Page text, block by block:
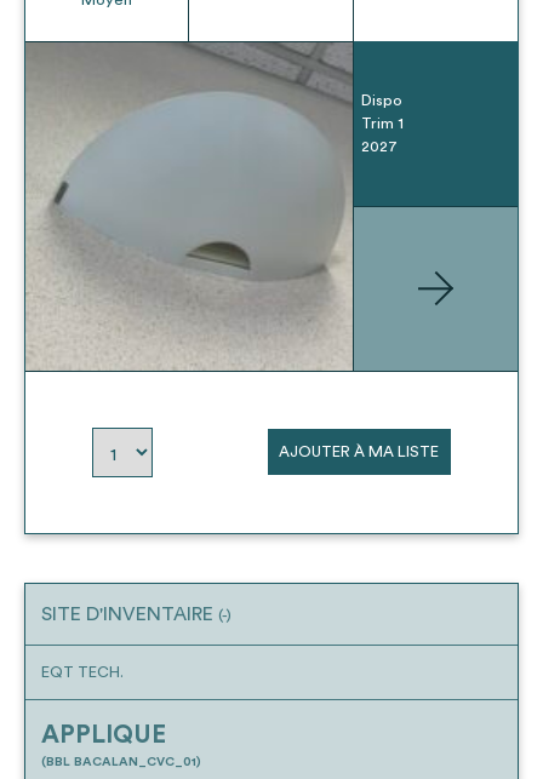
Dispo
Trim 1
2027
AJOUTER À MA LISTE
SITE D'INVENTAIRE (-)
EQT TECH.
APPLIQUE
(BBL BACALAN_CVC_01)